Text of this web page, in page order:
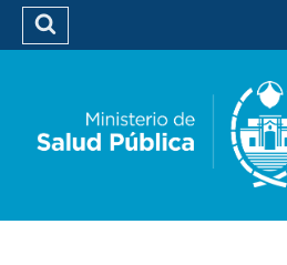
Biblioteca
Buscar